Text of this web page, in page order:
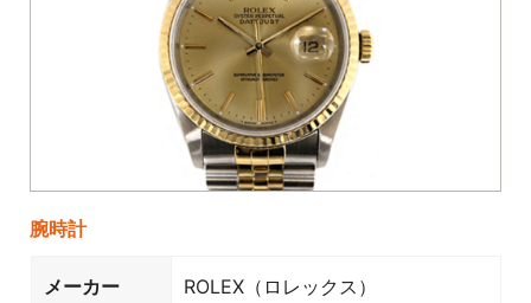
腕時計
メーカー ROLEX（ロレックス）